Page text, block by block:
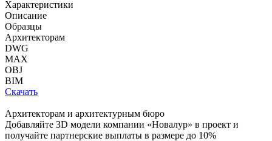
Характеристики
Описание
Образцы
Архитекторам
DWG
MAX
OBJ
BIM
Скачать
Архитекторам и архитектурным бюро
Добавляйте 3D модели компании «Новалур» в проект и
получайте партнерские выплаты в размере до 10%